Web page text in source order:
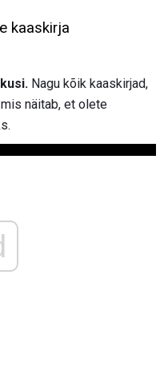
kaaskirja
Nagu kõik kaaskirjad,
näitab, et olete